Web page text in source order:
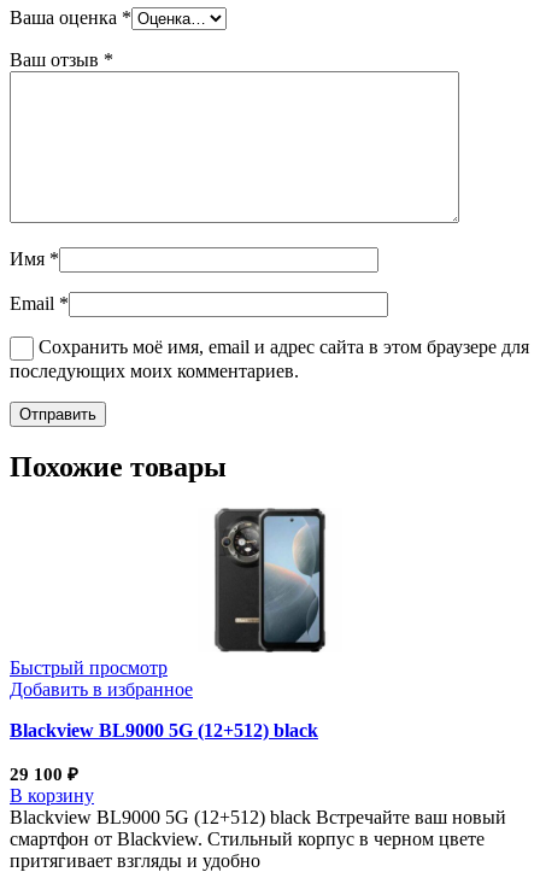
Ваша оценка *
Ваш отзыв *
Имя *
Email *
Сохранить моё имя, email и адрес сайта в этом браузере для
последующих моих комментариев.
Похожие товары
Быстрый просмотр
Добавить в избранное
Blackview BL9000 5G (12+512) black
29 100 ₽
В корзину
Blackview BL9000 5G (12+512) black Встречайте ваш новый
смартфон от Blackview. Стильный корпус в черном цвете
притягивает взгляды и удобно